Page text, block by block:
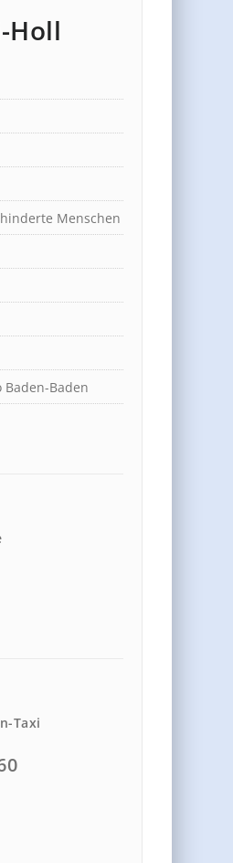
Holl
Menschen
Baden
Taxi